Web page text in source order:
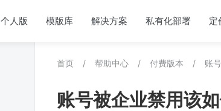
个人版 模版库 解决方案 私有化部署 定
首页 / 帮助中心 / 付费版本 / 账
账号被企业禁用该